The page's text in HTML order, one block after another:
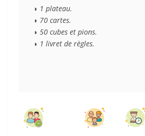
◗ 1 plateau.
◗ 70 cartes.
◗ 50 cubes et pions.
◗ 1 livret de règles.